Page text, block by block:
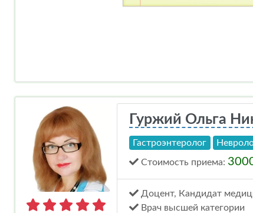
Гуржий Ольга
Гастроэнтеролог
Стоимость приема:
Доцент, Кандидат
Врач высшей категории